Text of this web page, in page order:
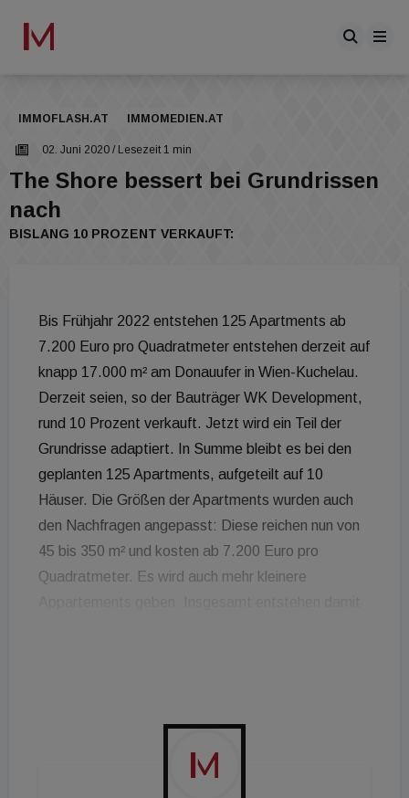
IMMOFLASH.AT IMMOMEDIEN.AT
02. Juni 2020 / Lesezeit 1 min
The Shore bessert bei Grundrissen
nach
BISLANG 10 PROZENT VERKAUFT:
Bis Frühjahr 2022 entstehen 125 Apartments ab
7.200 Euro pro Quadratmeter entstehen derzeit auf
knapp 17.000 m² am Donauufer in Wien-Kuchelau.
Derzeit seien, so der Bauträger WK Development,
rund 10 Prozent verkauft. Jetzt wird ein Teil der
Grundrisse adaptiert. In Summe bleibt es bei den
geplanten 125 Apartments, aufgeteilt auf 10
Häuser. Die Größen der Apartments wurden auch
den Nachfragen angepasst: Diese reichen nun von
45 bis 350 m² und kosten ab 7.200 Euro pro
Quadratmeter. Es wird auch mehr kleinere
haben wir bei The Shore unter anderem mit einem
Concierge-Service verwirklicht“, sagt CEO/CFO
Maxim Zhiganov von WK Development. In den